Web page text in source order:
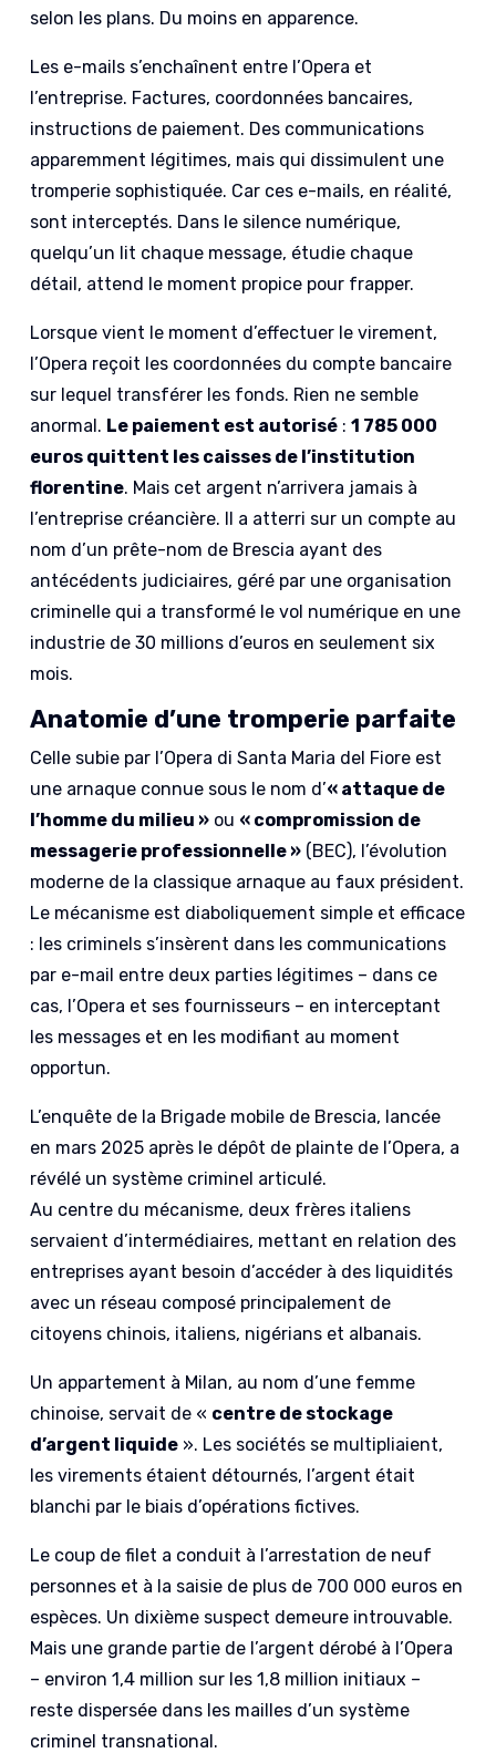
selon les plans. Du moins en apparence.
Les e-mails s’enchaînent entre l’Opera et
l’entreprise. Factures, coordonnées bancaires,
instructions de paiement. Des communications
apparemment légitimes, mais qui dissimulent une
tromperie sophistiquée. Car ces e-mails, en réalité,
sont interceptés. Dans le silence numérique,
quelqu’un lit chaque message, étudie chaque
détail, attend le moment propice pour frapper.
Lorsque vient le moment d’effectuer le virement,
l’Opera reçoit les coordonnées du compte bancaire
sur lequel transférer les fonds. Rien ne semble
anormal. Le paiement est autorisé :1 785 000
euros quittent les caisses de l’institution
florentine. Mais cet argent n’arrivera jamais à
l’entreprise créancière. Il a atterri sur un compte au
nom d’un prête-nom de Brescia ayant des
antécédents judiciaires, géré par une organisation
criminelle qui a transformé le vol numérique en une
industrie de 30 millions d’euros en seulement six
mois.
Anatomie d’une tromperie parfaite
Celle subie par l’Opera di Santa Maria del Fiore est
une arnaque connue sous le nom d’« attaque de
l’homme du milieu » ou « compromission de
messagerie professionnelle » (BEC), l’évolution
moderne de la classique arnaque au faux président.
Le mécanisme est diaboliquement simple et efficace
: les criminels s’insèrent dans les communications
par e-mail entre deux parties légitimes – dans ce
cas, l’Opera et ses fournisseurs – en interceptant
les messages et en les modifiant au moment
opportun.
L’enquête de la Brigade mobile de Brescia, lancée
en mars 2025 après le dépôt de plainte de l’Opera, a
révélé un système criminel articulé.
Au centre du mécanisme, deux frères italiens
servaient d’intermédiaires, mettant en relation des
entreprises ayant besoin d’accéder à des liquidités
avec un réseau composé principalement de
citoyens chinois, italiens, nigérians et albanais.
Un appartement à Milan, au nom d’une femme
chinoise, servait de « centre de stockage
d’argent liquide ». Les sociétés se multipliaient,
les virements étaient détournés, l’argent était
blanchi par le biais d’opérations fictives.
Le coup de filet a conduit à l’arrestation de neuf
personnes et à la saisie de plus de 700 000 euros en
espèces. Un dixième suspect demeure introuvable.
Mais une grande partie de l’argent dérobé à l’Opera
– environ 1,4 million sur les 1,8 million initiaux –
reste dispersée dans les mailles d’un système
criminel transnational.